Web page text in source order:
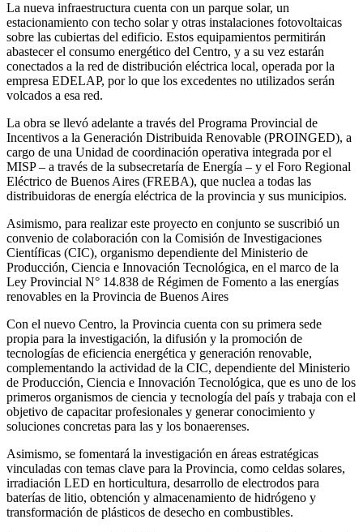
La nueva infraestructura cuenta con un parque solar, un
estacionamiento con techo solar y otras instalaciones fotovoltaicas
sobre las cubiertas del edificio. Estos equipamientos permitirán
abastecer el consumo energético del Centro, y a su vez estarán
conectados a la red de distribución eléctrica local, operada por la
empresa EDELAP, por lo que los excedentes no utilizados serán
volcados a esa red.
La obra se llevó adelante a través del Programa Provincial de
Incentivos a la Generación Distribuida Renovable (PROINGED), a
cargo de una Unidad de coordinación operativa integrada por el
MISP – a través de la subsecretaría de Energía – y el Foro Regional
Eléctrico de Buenos Aires (FREBA), que nuclea a todas las
distribuidoras de energía eléctrica de la provincia y sus municipios.
Asimismo, para realizar este proyecto en conjunto se suscribió un
convenio de colaboración con la Comisión de Investigaciones
Científicas (CIC), organismo dependiente del Ministerio de
Producción, Ciencia e Innovación Tecnológica, en el marco de la
Ley Provincial N° 14.838 de Régimen de Fomento a las energías
renovables en la Provincia de Buenos Aires
Con el nuevo Centro, la Provincia cuenta con su primera sede
propia para la investigación, la difusión y la promoción de
tecnologías de eficiencia energética y generación renovable,
complementando la actividad de la CIC, dependiente del Ministerio
de Producción, Ciencia e Innovación Tecnológica, que es uno de los
primeros organismos de ciencia y tecnología del país y trabaja con el
objetivo de capacitar profesionales y generar conocimiento y
soluciones concretas para las y los bonaerenses.
Asimismo, se fomentará la investigación en áreas estratégicas
vinculadas con temas clave para la Provincia, como celdas solares,
irradiación LED en horticultura, desarrollo de electrodos para
baterías de litio, obtención y almacenamiento de hidrógeno y
transformación de plásticos de desecho en combustibles.